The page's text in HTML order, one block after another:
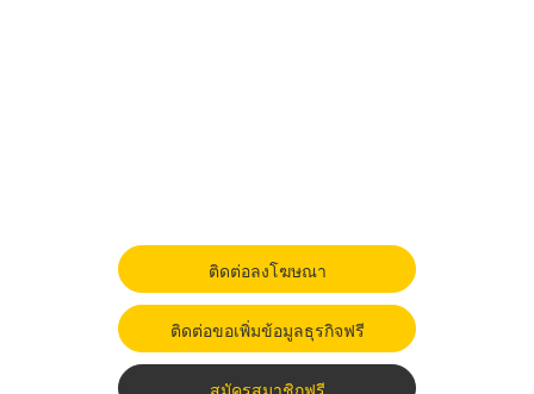
ติดต่อลงโฆษณา
ติดต่อขอเพิ่มข้อมูลธุรกิจฟรี